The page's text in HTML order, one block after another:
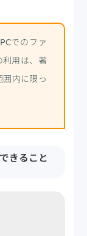
でのファ
利用は、著
内に限っ
きること